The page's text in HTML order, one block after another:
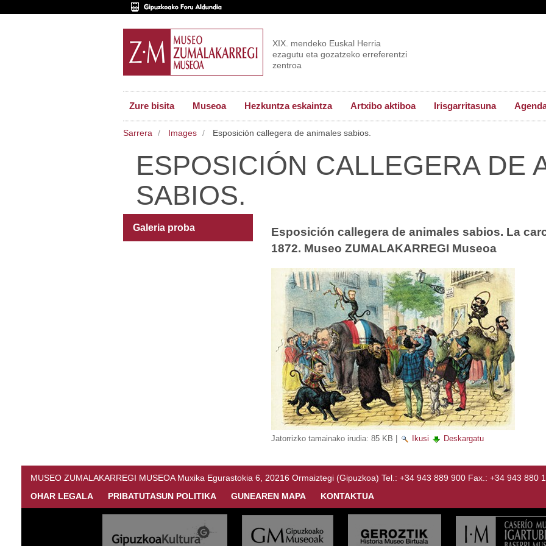
XIX. mendeko Euskal Herria
ezagutu eta gozatzeko erreferentzi
zentroa
Zure bisita Museoa Hezkuntza eskaintza Artxibo aktiboa Irisgarritasuna
Sarrera Images Esposición callegera de animales sabios.
ESPOSICIÓN CALLEGERA DE
SABIOS.
Esposición callegera de animales sabios. La
1872. Museo ZUMALAKARREGI Museoa
Jatorrizko tamainako irudia: 85 KB Ikusi Deskargatu
Galeria proba
MUSEO ZUMALAKARREGI MUSEOA Muxika Egurastokia 6, 20216 Ormaiztegi (Gipuzkoa) Tel.: +34 943 889 900 Fax.: +34 943 880
OHAR LEGALA
PRIBATUTASUN POLITIKA GUNEAREN MAPA KONTAKTUA